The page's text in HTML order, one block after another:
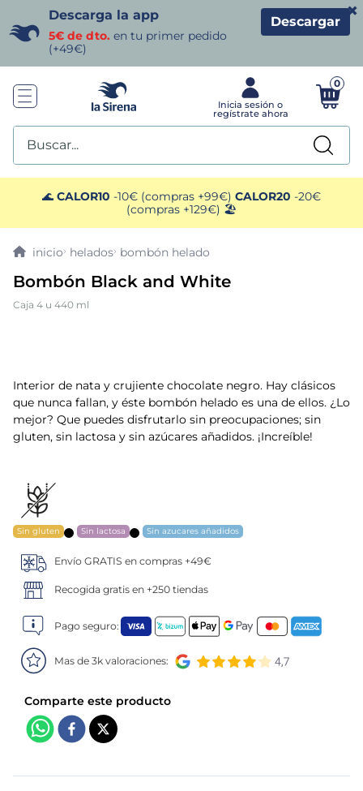
Descarga la app
5€ de dto. en tu primer pedido
(+49€)
Descargar
×
0
Buscar...
🌊 CALOR10 -10€ (compras +99€) CALOR20 -20€
(compras +129€) 🏖️
helados bombón helado
Bombón Black and White
Caja 4 u 440 ml
Interior de nata y crujiente chocolate negro. Hay clásicos
que nunca fallan, y éste bombón helado es una de ellos. ¿Lo
mejor? Que puedes disfrutarlo sin preocupaciones; sin
gluten, sin lactosa y sin azúcares añadidos. ¡Increíble!
Sin gluten Sin lactosa Sin azucares añadidos
Envío GRATIS en compras +49€
Recogida gratis en +250 tiendas
Pago seguro:
Mas de 3k valoraciones:
TÉRMINOS MÁS BUSCADOS
1. helados sirena
3. patatas
5. verduras
6 croquetas
. gambon
10. pollo